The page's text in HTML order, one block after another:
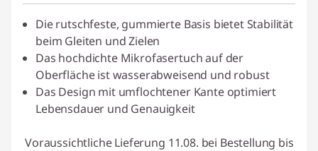
Die rutschfeste, gummierte Basis bietet Stabilität
beim Gleiten und Zielen
Das hochdichte Mikrofasertuch auf der
Oberfläche ist wasserabweisend und robust
Das Design mit umflochtener Kante optimiert
Lebensdauer und Genauigkeit
Voraussichtliche Lieferung 11.08. bei Bestellung bis